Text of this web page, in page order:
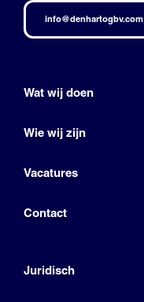
info@denhartogbv.com
Wat wij doen
Wie wij zijn
Vacatures
Contact
Juridisch